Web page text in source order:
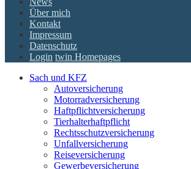
Über mich
Kontakt
Impressum
Datenschutz
Login twin Homepages
Sach und KFZ
Autoversicherung
Motorradversicherung
Haftpflichtversicherung
Tierhalterhaftpflicht
Rechtsschutzversicherung
Unfallversicherung
Reiseversicherung
Gewerbeversicherung